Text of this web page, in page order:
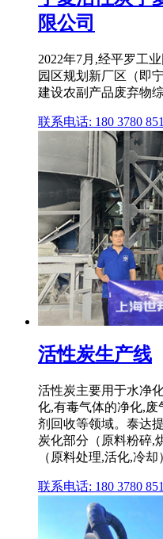
限公司
2022年7月,经平罗工
园区规划新厂区（即
建设农副产品废弃物
联系电话: 180 3780
活性炭生产线
活性炭主要用于水净
化,有毒气体的净化,
剂回收等领域。泰达
炭化部分（原料粉碎,
（原料处理,活化,冷
联系电话: 180 3780